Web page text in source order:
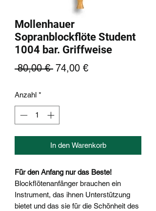
Mollenhauer
Sopranblockflöte Student
1004 bar. Griffweise
80,00 € Standardpreis
74,00 €Sale-
Anzahl *
In den Warenkorb
Für den Anfang nur das Beste!
Blockflötenanfänger brauchen ein
Instrument, das ihnen Unterstützung
bietet und das sie für die Schönheit des